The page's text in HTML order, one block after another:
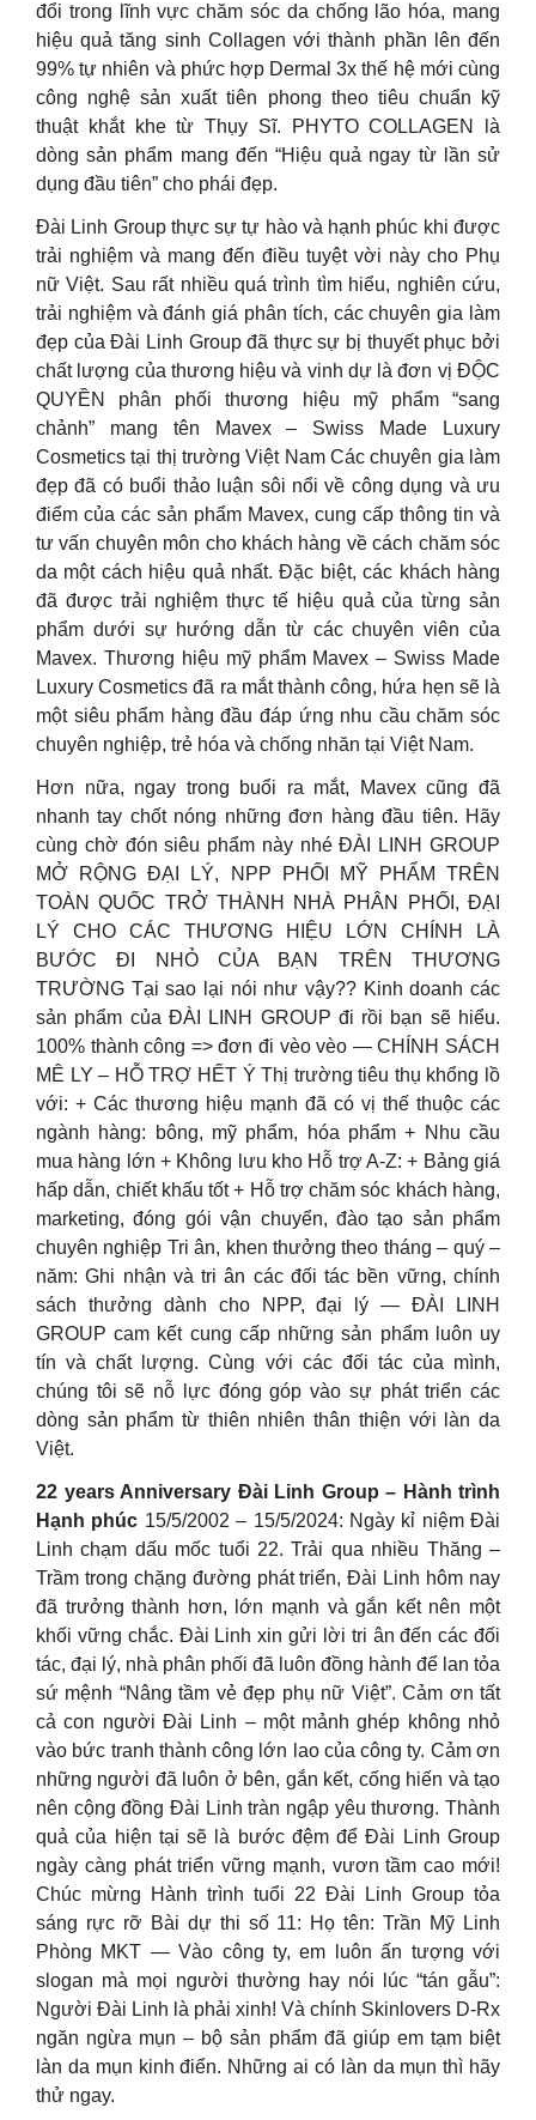
đổi trong lĩnh vực chăm sóc da chống lão hóa, mang
hiệu quả tăng sinh Collagen với thành phần lên đến
99% tự nhiên và phức hợp Dermal 3x thế hệ mới cùng
công nghệ sản xuất tiên phong theo tiêu chuẩn kỹ
thuật khắt khe từ Thụy Sĩ. PHYTO COLLAGEN là
dòng sản phẩm mang đến “Hiệu quả ngay từ lần sử
dụng đầu tiên” cho phái đẹp.
Đài Linh Group thực sự tự hào và hạnh phúc khi được
trải nghiệm và mang đến điều tuyệt vời này cho Phụ
nữ Việt. Sau rất nhiều quá trình tìm hiểu, nghiên cứu,
trải nghiệm và đánh giá phân tích, các chuyên gia làm
đẹp của Đài Linh Group đã thực sự bị thuyết phục bởi
chất lượng của thương hiệu và vinh dự là đơn vị ĐỘC
QUYỀN phân phối thương hiệu mỹ phẩm “sang
chảnh” mang tên Mavex – Swiss Made Luxury
Cosmetics tại thị trường Việt Nam Các chuyên gia làm
đẹp đã có buổi thảo luận sôi nổi về công dụng và ưu
điểm của các sản phẩm Mavex, cung cấp thông tin và
tư vấn chuyên môn cho khách hàng về cách chăm sóc
da một cách hiệu quả nhất. Đặc biệt, các khách hàng
đã được trải nghiệm thực tế hiệu quả của từng sản
phẩm dưới sự hướng dẫn từ các chuyên viên của
Mavex. Thương hiệu mỹ phẩm Mavex – Swiss Made
Luxury Cosmetics đã ra mắt thành công, hứa hẹn sẽ là
một siêu phẩm hàng đầu đáp ứng nhu cầu chăm sóc
chuyên nghiệp, trẻ hóa và chống nhăn tại Việt Nam.
Hơn nữa, ngay trong buổi ra mắt, Mavex cũng đã
nhanh tay chốt nóng những đơn hàng đầu tiên. Hãy
cùng chờ đón siêu phẩm này nhé ĐÀI LINH GROUP
MỞ RỘNG ĐẠI LÝ, NPP PHỐI MỸ PHẨM TRÊN
TOÀN QUỐC TRỞ THÀNH NHÀ PHÂN PHỐI, ĐẠI
LÝ CHO CÁC THƯƠNG HIỆU LỚN CHÍNH LÀ
BƯỚC ĐI NHỎ CỦA BẠN TRÊN THƯƠNG
TRƯỜNG Tại sao lại nói như vậy?? Kinh doanh các
sản phẩm của ĐÀI LINH GROUP đi rồi bạn sẽ hiểu.
100% thành công => đơn đi vèo vèo — CHÍNH SÁCH
MÊ LY – HỖ TRỢ HẾT Ý Thị trường tiêu thụ khổng lồ
với: + Các thương hiệu mạnh đã có vị thế thuộc các
ngành hàng: bông, mỹ phẩm, hóa phẩm + Nhu cầu
mua hàng lớn + Không lưu kho Hỗ trợ A-Z: + Bảng giá
hấp dẫn, chiết khấu tốt + Hỗ trợ chăm sóc khách hàng,
marketing, đóng gói vận chuyển, đào tạo sản phẩm
chuyên nghiệp Tri ân, khen thưởng theo tháng – quý –
năm: Ghi nhận và tri ân các đối tác bền vững, chính
sách thưởng dành cho NPP, đại lý — ĐÀI LINH
GROUP cam kết cung cấp những sản phẩm luôn uy
tín và chất lượng. Cùng với các đối tác của mình,
chúng tôi sẽ nỗ lực đóng góp vào sự phát triển các
dòng sản phẩm từ thiên nhiên thân thiện với làn da
Việt.
️22 years Anniversary Đài Linh Group – Hành trình
Hạnh phúc️ 15/5/2002 – 15/5/2024: Ngày kỉ niệm Đài
Linh chạm dấu mốc tuổi 22. Trải qua nhiều Thăng –
Trầm trong chặng đường phát triển, Đài Linh hôm nay
đã trưởng thành hơn, lớn mạnh và gắn kết nên một
khối vững chắc. Đài Linh xin gửi lời tri ân đến các đối
tác, đại lý, nhà phân phối đã luôn đồng hành để lan tỏa
sứ mệnh “Nâng tầm vẻ đẹp phụ nữ Việt”. Cảm ơn tất
cả con người Đài Linh – một mảnh ghép không nhỏ
vào bức tranh thành công lớn lao của công ty. Cảm ơn
những người đã luôn ở bên, gắn kết, cống hiến và tạo
nên cộng đồng Đài Linh tràn ngập yêu thương. Thành
quả của hiện tại sẽ là bước đệm để Đài Linh Group
ngày càng phát triển vững mạnh, vươn tầm cao mới!
Chúc mừng Hành trình tuổi 22 Đài Linh Group tỏa
sáng rực rỡ Bài dự thi số 11: Họ tên: Trần Mỹ Linh
Phòng MKT — Vào công ty, em luôn ấn tượng với
slogan mà mọi người thường hay nói lúc “tán gẫu”:
Người Đài Linh là phải xinh! Và chính Skinlovers D-Rx
ngăn ngừa mụn – bộ sản phẩm đã giúp em tạm biệt
làn da mụn kinh điển. Những ai có làn da mụn thì hãy
thử ngay.